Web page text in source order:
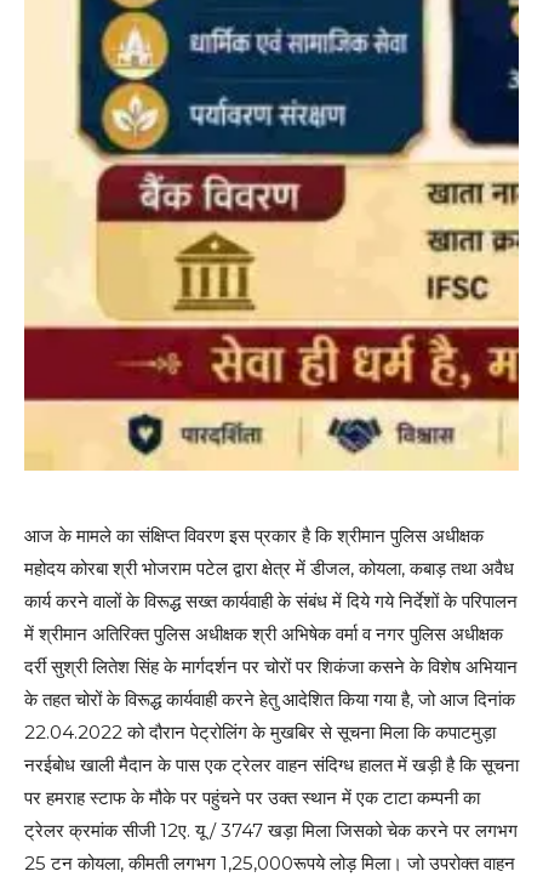
आज के मामले का संक्षिप्त विवरण इस प्रकार है कि श्रीमान पुलिस अधीक्षक
महोदय कोरबा श्री भोजराम पटेल द्वारा क्षेत्र में डीजल, कोयला, कबाड़ तथा अवैध
कार्य करने वालों के विरूद्ध सख्त कार्यवाही के संबंध में दिये गये निर्देशों के परिपालन
में श्रीमान अतिरिक्त पुलिस अधीक्षक श्री अभिषेक वर्मा व नगर पुलिस अधीक्षक
दर्री सुश्री लितेश सिंह के मार्गदर्शन पर चोरों पर शिकंजा कसने के विशेष अभियान
के तहत चोरों के विरूद्ध कार्यवाही करने हेतु आदेशित किया गया है, जो आज दिनांक
22.04.2022 को दौरान पेट्रोलिंग के मुखबिर से सूचना मिला कि कपाटमुड़ा
नरईबोध खाली मैदान के पास एक ट्रेलर वाहन संदिग्ध हालत में खड़ी है कि सूचना
पर हमराह स्टाफ के मौके पर पहुंचने पर उक्त स्थान में एक टाटा कम्पनी का
ट्रेलर क्रमांक सीजी 12ए. यू / 3747 खड़ा मिला जिसको चेक करने पर लगभग
25 टन कोयला, कीमती लगभग 1,25,000रूपये लोड़ मिला। जो उपरोक्त वाहन